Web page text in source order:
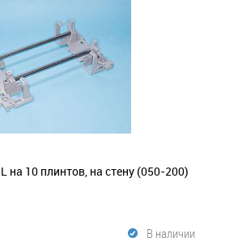
на 10 плинтов, на стену (050-200)
В наличии